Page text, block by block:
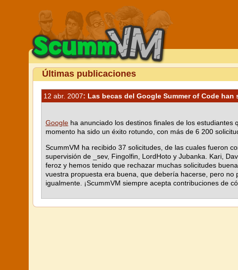
Últimas publicaciones
12 abr. 2007: Las becas del Google Summer of Code han
Google ha anunciado los destinos finales de los
momento ha sido un éxito rotundo, con más de 6 200
ScummVM ha recibido 37 solicitudes, de las cuales fueron
supervisión de _sev, Fingolfin, LordHoto y Jubanka. Kari,
feroz y hemos tenido que rechazar muchas solicitudes
vuestra propuesta era buena, que debería hacerse, pero
igualmente. ¡ScummVM siempre acepta contribuciones de